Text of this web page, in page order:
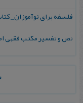
فلسفه برای نوآموزان_
نص و تفسیر مکتب فقهی